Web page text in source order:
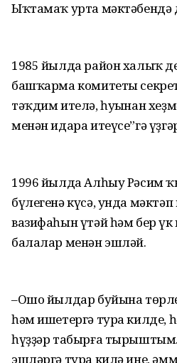
Ыҡтамаҡ урта мәктәбендә
1985 йылда район халыҡ
башҡарма комитеты
тәҡдим ителә, һуңынан
менән идара итеүсе”гә
1996 йылда Алһыу Рәсим
бүлегенә күсә, унда
вазифаһын үтәй һәм бер
балалар менән эшләй.
–Ошо йылдар буйына
һәм ишетергә тура килде,
һүҙҙәр табырға тырыштым.
эшләргә тура килә ине,